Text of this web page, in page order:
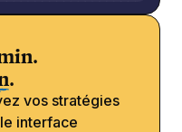
.
vos stratégies
interface